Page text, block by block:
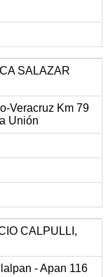
SALAZAR
Veracruz Km 79
Unión
CALPULLI,
- Apan 116